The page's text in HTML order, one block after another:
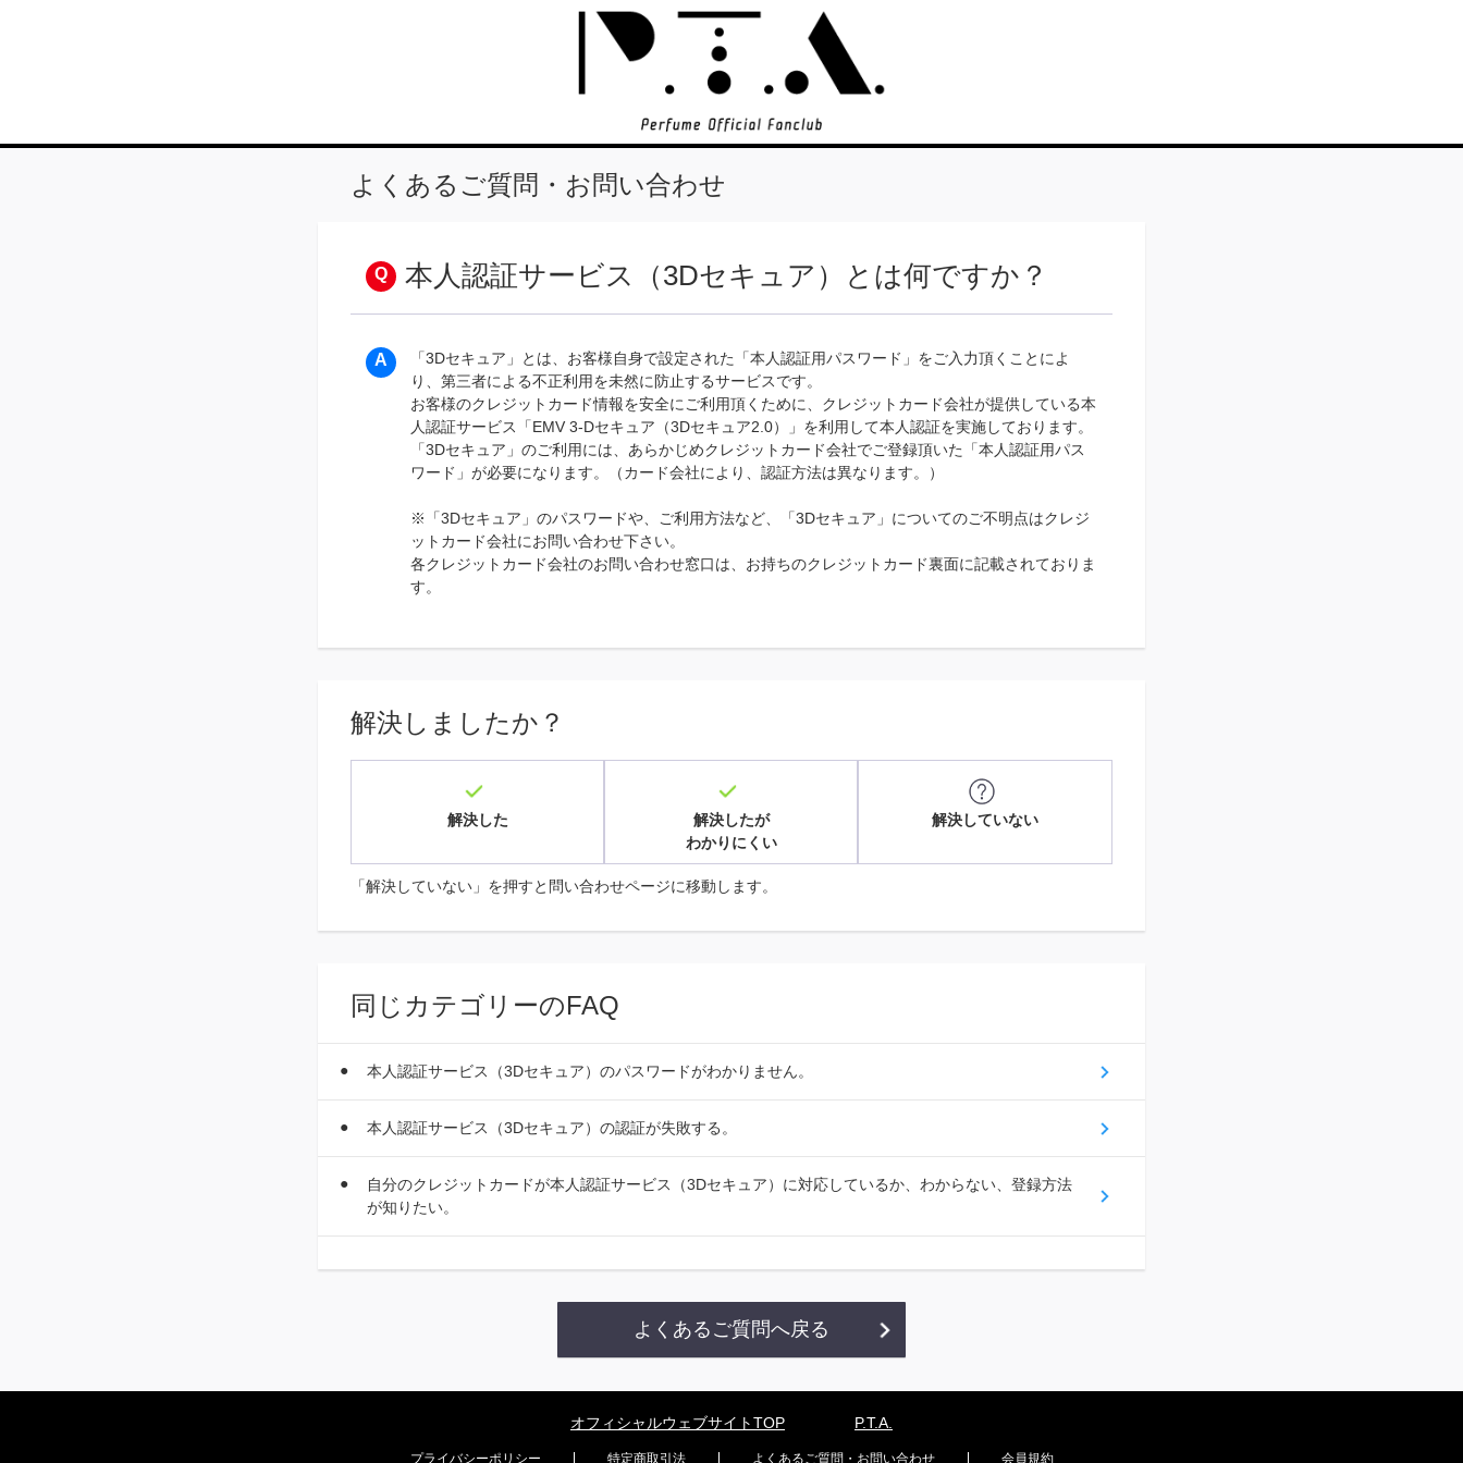
よくあるご質問・お問い合わせ
本人認証サービス（3Dセキュア）とは何ですか？
「3Dセキュア」とは、お客様自身で設定された「本人認証用パスワード」をご入力頂くことによ
り、第三者による不正利用を未然に防止するサービスです。
お客様のクレジットカード情報を安全にご利用頂くために、クレジットカード会社が提供している本
人認証サービス「EMV 3-Dセキュア（3Dセキュア2.0）」を利用して本人認証を実施しております。
「3Dセキュア」のご利用には、あらかじめクレジットカード会社でご登録頂いた「本人認証用パス
ワード」が必要になります。（カード会社により、認証方法は異なります。）
※「3Dセキュア」のパスワードや、ご利用方法など、「3Dセキュア」についてのご不明点はクレジ
ットカード会社にお問い合わせ下さい。
各クレジットカード会社のお問い合わせ窓口は、お持ちのクレジットカード裏面に記載されておりま
す。
解決しましたか？
解決した
解決したが
わかりにくい
解決していない
「解決していない」を押すと問い合わせページに移動します。
同じカテゴリーのFAQ
本人認証サービス（3Dセキュア）のパスワードがわかりません。
本人認証サービス（3Dセキュア）の認証が失敗する。
自分のクレジットカードが本人認証サービス（3Dセキュア）に対応しているか、わからない、登録方法
が知りたい。
よくあるご質問へ戻る
オフィシャルウェブサイトTOP P.T.A.
プライバシーポリシー 特定商取引法 よくあるご質問・お問い合わせ 会員規約